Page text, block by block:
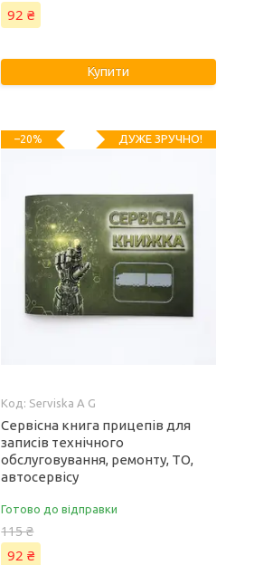
92 ₴
Купити
–20% ДУЖЕ ЗРУЧНО!
Serviska A G
Сервісна книга прицепів для
записів технічного
обслуговування, ремонту, ТО,
автосервісу
Готово до відправки
115 ₴
92 ₴